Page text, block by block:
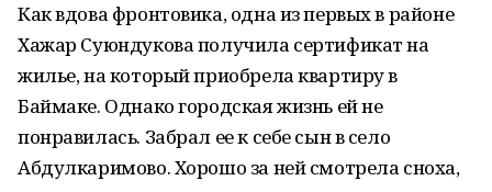
Как вдова фронтовика, одна из первых в районе
Хажар Суюндукова получила сертификат на
жилье, на который приобрела квартиру в
Баймаке. Однако городская жизнь ей не
понравилась. Забрал ее к себе сын в село
Абдулкаримово. Хорошо за ней смотрела сноха,